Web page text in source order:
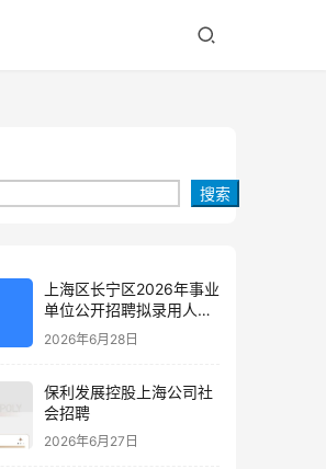
搜索
上海区长宁区2026年事业
单位公开招聘拟录用人员
公示(第三批)
2026年6月28日
保利发展控股上海公司社
会招聘
2026年6月27日